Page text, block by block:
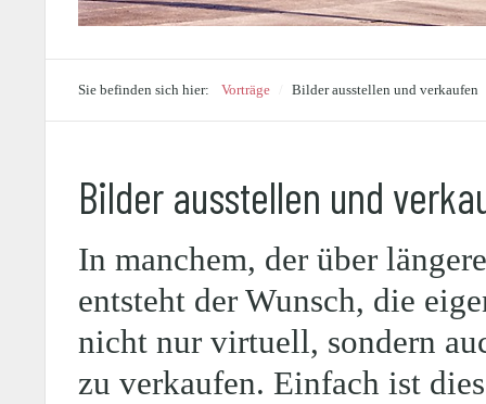
Sie befinden sich hier: Vorträge Bilder ausstellen und verkaufen
Bilder ausstellen und
In manchem, der über
entsteht der Wunsch, die
nicht nur virtuell, sondern
zu verkaufen. Einfach ist